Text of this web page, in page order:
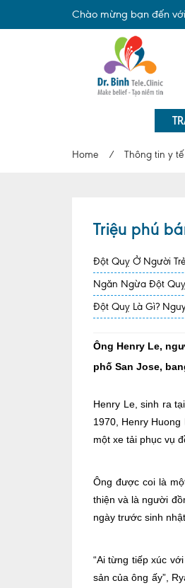
Chào mừng bạn đến
Home / Thông tin y tế
Triệu phú
Đột Quỵ Ở Người
Ngăn Ngừa Đột Quỵ
Đột Quỵ Là Gì?
Ông Henry Le,
phố San Jose,
Henry Le, sinh ra
1970, Henry
một xe tải phục vụ
Ông được coi là
thiện và là người
ngày trước sinh
“Ai từng tiếp xúc
sản của ông ấy”,